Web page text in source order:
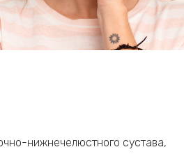
нижнечелюстного сустава,